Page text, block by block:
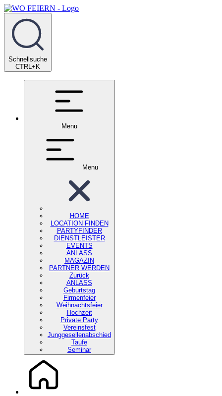
Schnellsuche
CTRL+K
Menu
Menu
HOME
LOCATION FINDEN
PARTYFINDER
DIENSTLEISTER
EVENTS
ANLASS
MAGAZIN
PARTNER WERDEN
Zurück
ANLASS
Geburtstag
Firmenfeier
Weihnachtsfeier
Hochzeit
Private Party
Vereinsfest
Junggesellenabschied
Taufe
Seminar